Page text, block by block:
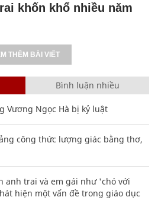
khốn khổ nhiều năm
THÊM BÀI VIẾT
Bình luận nhiều
Vương Ngọc Hà bị kỷ luật
công thức lượng giác bằng thơ,
anh trai và em gái như 'chó với
hiện một vấn đề trong giáo dục